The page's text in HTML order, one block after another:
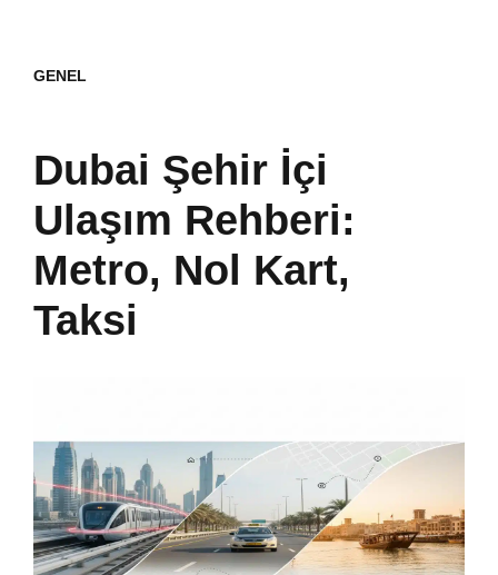
GENEL
Dubai Şehir İçi
Ulaşım Rehberi:
Metro, Nol Kart,
Taksi